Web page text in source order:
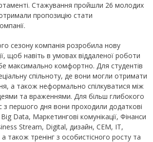
Стажування пройшли 26 молодих
пропозицію стати
сезону компанія розробила нову
щоб навіть в умовах віддаленої роботи
максимально комфортно. Для студентів
спільноту, де вони могли отримати
а також неформально спілкуватися між
та враженнями. Для більш глибокого
з першого дня вони проходили додаткові
Big Data, Маркетингові комунікації, Фінанси
Stream, Digital, дизайн, CEM, IT,
також тренінг з особистісного росту та